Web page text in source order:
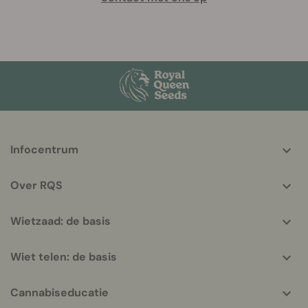
helpful
Infocentrum
Over RQS
Wietzaad: de basis
Wiet telen: de basis
Cannabiseducatie